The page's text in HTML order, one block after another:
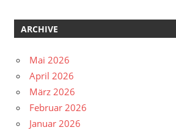
ARCHIVE
Mai 2026
April 2026
März 2026
Februar 2026
Januar 2026